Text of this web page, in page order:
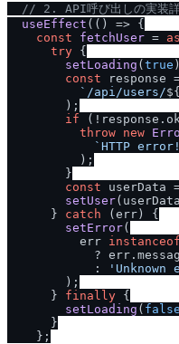
/ / 2. API呼び出しの実装
useEffect ( () => {
const
fetchUser =
try {
setLoading (true
const response
` /api /users /
        );
if (!response. ok
throw new
`HTTP
          );
        }
const userData
setUser
      }
catch (err) {
setError(
          err
instanceof
            ? err.
            :
'Unknown
        );
      }
finally {
setLoading ( false
      }
    };